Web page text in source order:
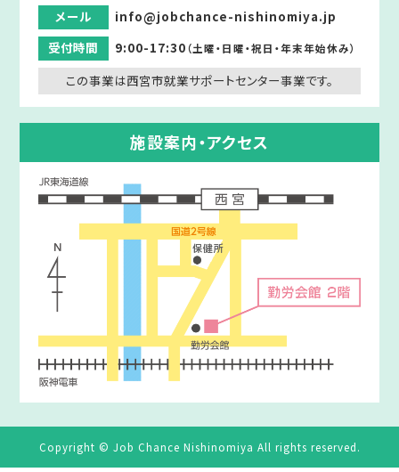
メール
info@jobchance-nishinomiya.jp
受付時間
9:00-17:30（土曜・日曜・祝日・年末年始休み）
この事業は西宮市就業サポートセンター事業です。
施設案内・アクセス
Copyright © Job Chance Nishinomiya All rights reserved.